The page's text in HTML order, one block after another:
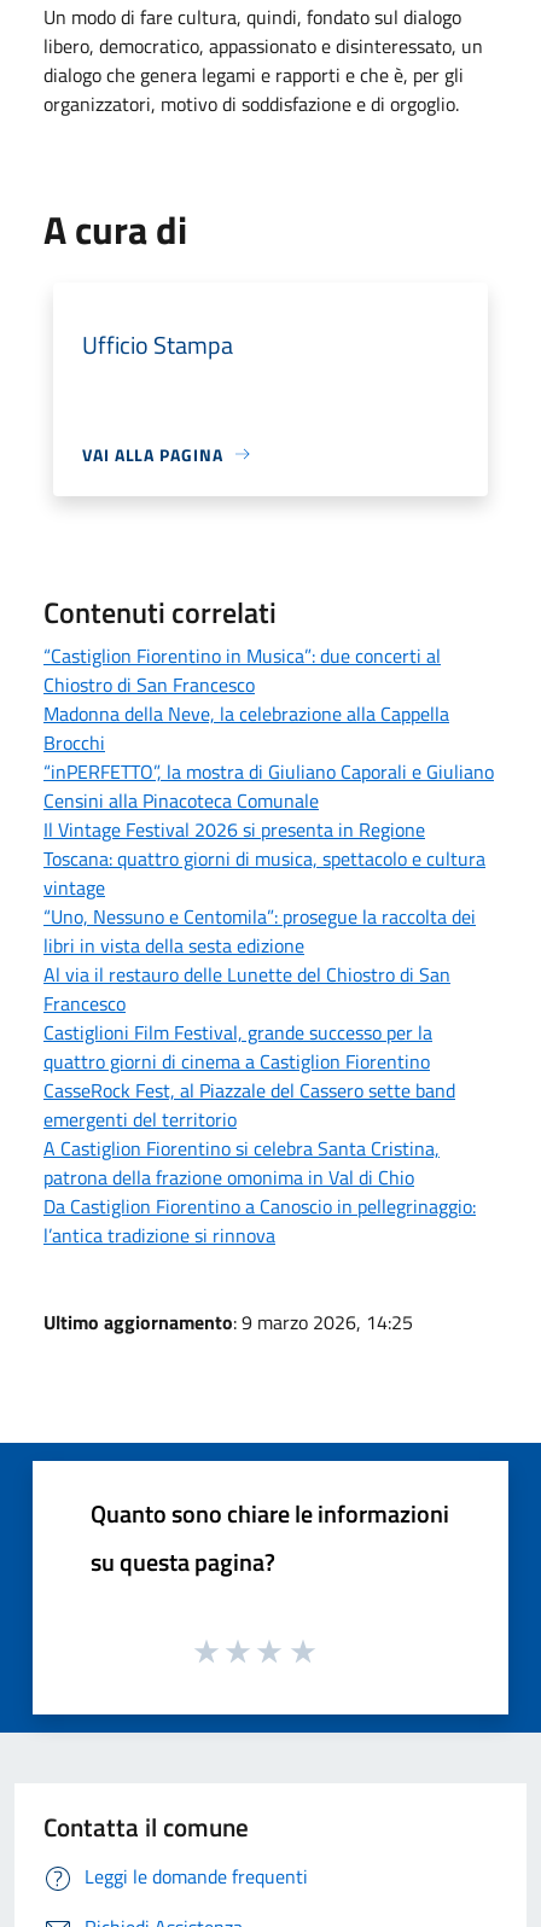
Un modo di fare cultura, quindi, fondato sul dialogo
libero, democratico, appassionato e disinteressato, un
dialogo che genera legami e rapporti e che è, per gli
organizzatori, motivo di soddisfazione e di orgoglio.
A cura di
Ufficio Stampa
VAI ALLA PAGINA
Contenuti correlati
“Castiglion Fiorentino in Musica”: due concerti al
Chiostro di San Francesco
Madonna della Neve, la celebrazione alla Cappella
Brocchi
“inPERFETTO”, la mostra di Giuliano Caporali e Giuliano
Censini alla Pinacoteca Comunale
Il Vintage Festival 2026 si presenta in Regione
Toscana: quattro giorni di musica, spettacolo e cultura
vintage
“Uno, Nessuno e Centomila”: prosegue la raccolta dei
libri in vista della sesta edizione
Al via il restauro delle Lunette del Chiostro di San
Francesco
Castiglioni Film Festival, grande successo per la
quattro giorni di cinema a Castiglion Fiorentino
CasseRock Fest, al Piazzale del Cassero sette band
emergenti del territorio
A Castiglion Fiorentino si celebra Santa Cristina,
patrona della frazione omonima in Val di Chio
Da Castiglion Fiorentino a Canoscio in pellegrinaggio:
l’antica tradizione si rinnova
Ultimo aggiornamento: 9 marzo 2026, 14:25
Quanto sono chiare le informazioni
su questa pagina?
Contatta il comune
Leggi le domande frequenti